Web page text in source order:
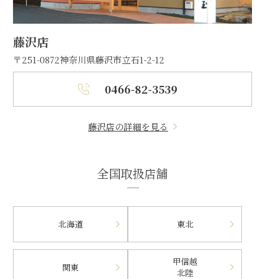
藤沢店
〒251-0872神奈川県藤沢市立石1-2-12
0466-82-3539
藤沢店の詳細を見る
全国取扱店舗
北海道 東北
関東
甲信越
北陸